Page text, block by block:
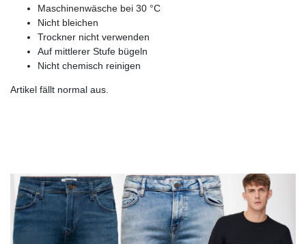
Maschinenwäsche bei 30 °C
Nicht bleichen
Trockner nicht verwenden
Auf mittlerer Stufe bügeln
Nicht chemisch reinigen
Artikel fällt normal aus.